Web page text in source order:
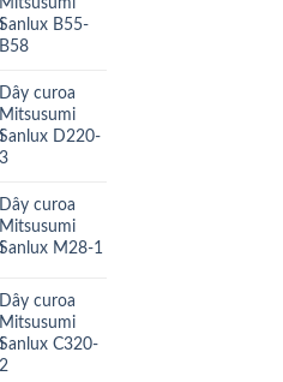
Sanlux B55-
B58
Dây curoa
Mitsusumi
Sanlux D220-
3
Dây curoa
Mitsusumi
Sanlux M28-1
Dây curoa
Mitsusumi
Sanlux C320-
2